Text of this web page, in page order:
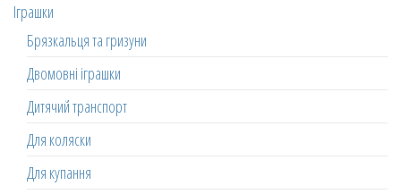
Іграшки
Брязкальця та гризуни
Двомовні іграшки
Дитячий транспорт
Для коляски
Для купання